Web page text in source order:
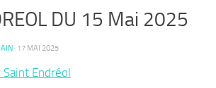
DU 15 Mai 2025
· 17 MAI 2025
Saint Endréol